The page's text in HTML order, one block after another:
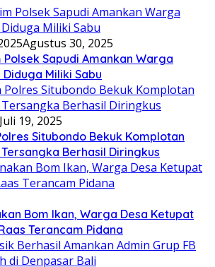
Agustus 30, 2025
Polsek Sapudi Amankan Warga
Miliki Sabu
Juli 19, 2025
Situbondo Bekuk Komplotan
Berhasil Diringkus
Bom Ikan, Warga Desa Ketupat
Terancam Pidana